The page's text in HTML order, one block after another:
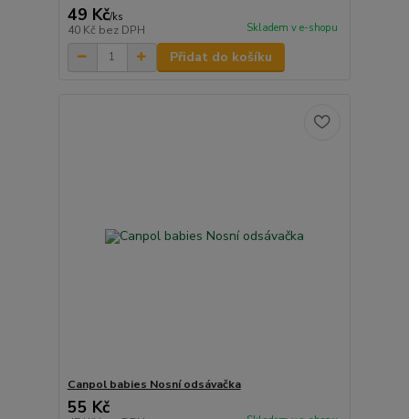
49 Kč/ks
40 Kč bez DPH Skladem v e-shopu
Přidat do košíku
Canpol babies Nosní odsávačka
55 Kč